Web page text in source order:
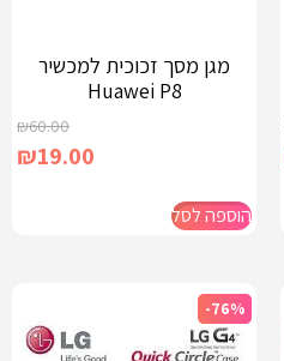
מגן מסך זכוכית למכשיר
Huawei P8
₪60.00
₪19.00
הוספה לסל
-76%